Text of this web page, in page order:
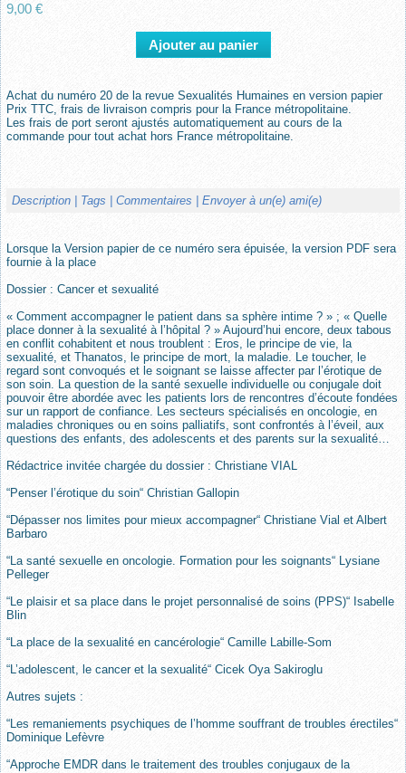
9,00 €
Achat du numéro 20 de la revue Sexualités Humaines en version papier
Prix TTC, frais de livraison compris pour la France métropolitaine.
Les frais de port seront ajustés automatiquement au cours de la
commande pour tout achat hors France métropolitaine.
Description | Tags | Commentaires | Envoyer à un(e) ami(e)
Lorsque la Version papier de ce numéro sera épuisée, la version PDF sera
fournie à la place
Dossier : Cancer et sexualité
« Comment accompagner le patient dans sa sphère intime ? » ; « Quelle
place donner à la sexualité à l’hôpital ? » Aujourd’hui encore, deux tabous
en conflit cohabitent et nous troublent : Eros, le principe de vie, la
sexualité, et Thanatos, le principe de mort, la maladie. Le toucher, le
regard sont convoqués et le soignant se laisse affecter par l’érotique de
son soin. La question de la santé sexuelle individuelle ou conjugale doit
pouvoir être abordée avec les patients lors de rencontres d’écoute fondées
sur un rapport de confiance. Les secteurs spécialisés en oncologie, en
maladies chroniques ou en soins palliatifs, sont confrontés à l’éveil, aux
questions des enfants, des adolescents et des parents sur la sexualité…
Rédactrice invitée chargée du dossier : Christiane VIAL
“Penser l’érotique du soin“ Christian Gallopin
“Dépasser nos limites pour mieux accompagner“ Christiane Vial et Albert
Barbaro
“La santé sexuelle en oncologie. Formation pour les soignants“ Lysiane
Pelleger
“Le plaisir et sa place dans le projet personnalisé de soins (PPS)“ Isabelle
Blin
“La place de la sexualité en cancérologie“ Camille Labille-Som
“L’adolescent, le cancer et la sexualité“ Cicek Oya Sakiroglu
Autres sujets :
“Les remaniements psychiques de l’homme souffrant de troubles érectiles“
Dominique Lefèvre
“Approche EMDR dans le traitement des troubles conjugaux de la